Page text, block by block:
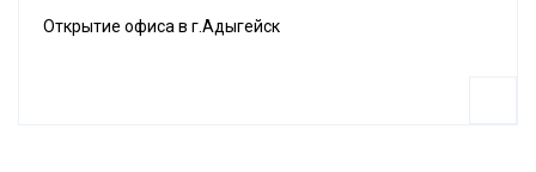
Открытие офиса в г.Адыгейск